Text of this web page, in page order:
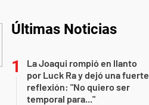
Últimas Noticias
La Joaqui rompió en llanto
por Luck Ra y dejó una fuerte
reflexión: "No quiero ser
temporal para..."